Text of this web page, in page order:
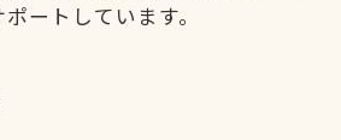
ートしています。